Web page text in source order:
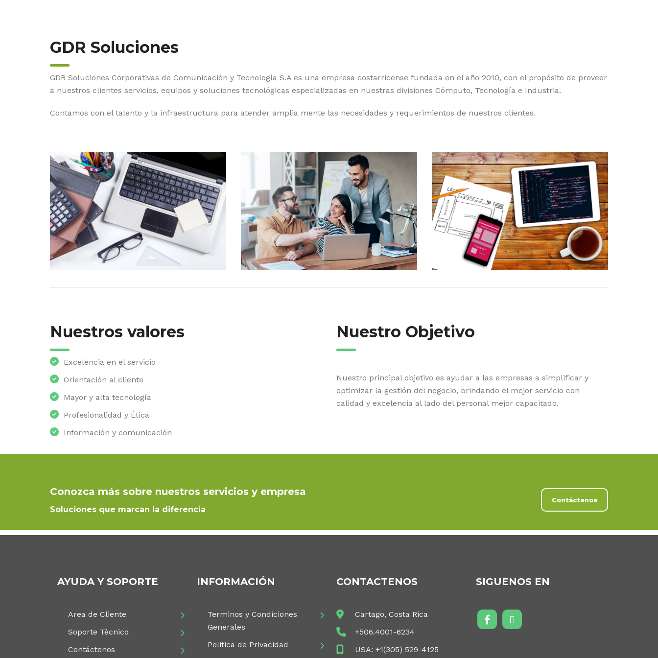
GDR Soluciones
GDR Soluciones Corporativas de Comunicación y Tecnología S.A es una empresa costarricense fundada en el año 2010, con el propósito de proveer
a nuestros clientes servicios, equipos y soluciones tecnológicas especializadas en nuestras divisiones Cómputo, Tecnología e Industria.
Contamos con el talento y la infraestructura para atender amplia mente las necesidades y requerimientos de nuestros clientes.
Nuestros valores
Excelencia en el servicio
Orientación al cliente
Mayor y alta tecnología
Profesionalidad y Ética
Información y comunicación
Nuestro Objetivo
Nuestro principal objetivo es ayudar a las empresas a simplificar y
optimizar la gestión del negocio, brindando el mejor servicio con
calidad y excelencia al lado del personal mejor capacitado.
Conozca más sobre nuestros servicios y empresa
Soluciones que marcan la diferencia
Contáctenos
AYUDA Y SOPORTE
Area de Cliente
Soporte Técnico
Contáctenos
INFORMACIÓN
Terminos y Condiciones
Generales
Politica de Privacidad
CONTACTENOS
Cartago, Costa Rica
+506.4001-6234
USA: +1(305) 529-4125
SIGUENOS EN